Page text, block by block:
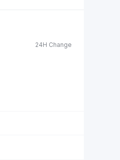
24H Change